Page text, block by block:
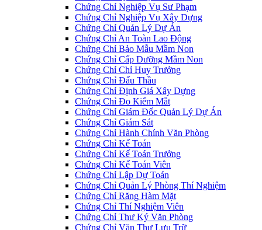
Chứng Chỉ Nghiệp Vụ Sư Phạm
Chứng Chỉ Nghiệp Vụ Xây Dựng
Chứng Chỉ Quản Lý Dự Án
Chứng Chỉ An Toàn Lao Động
Chứng Chỉ Bảo Mẫu Mầm Non
Chứng Chỉ Cấp Dưỡng Mầm Non
Chứng Chỉ Chỉ Huy Trưởng
Chứng Chỉ Đấu Thầu
Chứng Chỉ Định Giá Xây Dựng
Chứng Chỉ Đo Kiểm Mắt
Chứng Chỉ Giám Đốc Quản Lý Dự Án
Chứng Chỉ Giám Sát
Chứng Chỉ Hành Chính Văn Phòng
Chứng Chỉ Kế Toán
Chứng Chỉ Kế Toán Trưởng
Chứng Chỉ Kế Toán Viên
Chứng Chỉ Lập Dự Toán
Chứng Chỉ Quản Lý Phòng Thí Nghiệm
Chứng Chỉ Răng Hàm Mặt
Chứng Chỉ Thí Nghiệm Viên
Chứng Chỉ Thư Ký Văn Phòng
Chứng Chỉ Văn Thư Lưu Trữ